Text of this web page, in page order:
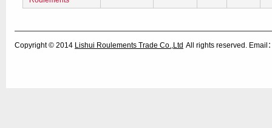
Copyright © 2014 Lishui Roulements Trade Co.,Ltd All rights reserved. Email